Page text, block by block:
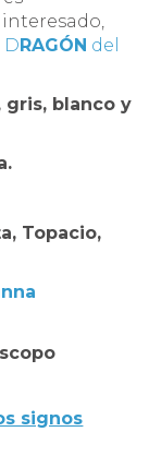
DRAGÓN del
gris, blanco y
Topacio,
signos